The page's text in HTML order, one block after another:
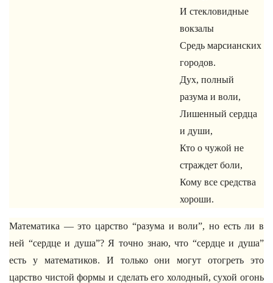
И стекловидные
вокзалы
Средь марсианских
городов.
Дух, полный
разума и воли,
Лишенный сердца
и души,
Кто о чужой не
страждет боли,
Кому все средства
хороши.
Математика — это царство “разума и воли”, но есть ли в
ней “сердце и душа”? Я точно знаю, что “сердце и душа”
есть у математиков. И только они могут отогреть это
царство чистой формы и сделать его холодный, сухой огонь